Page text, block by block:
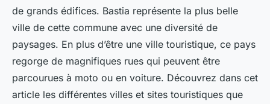
de grands édifices. Bastia représente la plus belle
ville de cette commune avec une diversité de
paysages. En plus d’être une ville touristique, ce pays
regorge de magnifiques rues qui peuvent être
parcourues à moto ou en voiture. Découvrez dans cet
article les différentes villes et sites touristiques que